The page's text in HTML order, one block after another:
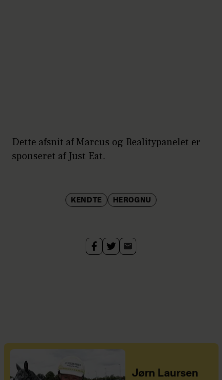
Dette afsnit af Marcus og Realitypanelet er
sponseret af Just Eat.
KENDTE HEROGNU
Jørn Laursen